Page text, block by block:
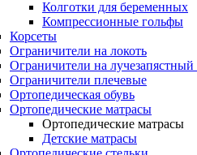
Колготки для беременных
Компрессионные гольфы
Корсеты
Ограничители на локоть
Ограничители на лучезапястный
Ограничители плечевые
Ортопедическая обувь
Ортопедические матрасы
Ортопедические матрасы
Детские матрасы